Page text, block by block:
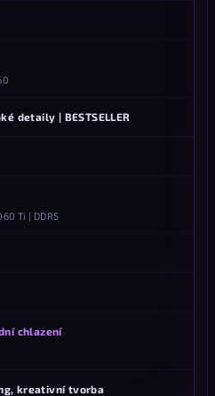
detaily | BESTSELLER
Ti | DDR5
chlazení
kreativní tvorba